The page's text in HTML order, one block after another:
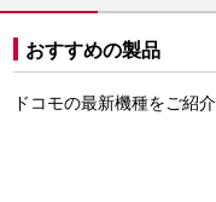
おすすめの製品
ドコモの最新機種をご紹介